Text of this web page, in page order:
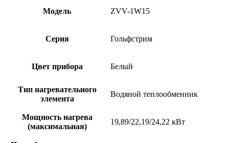
Модель ZVV-1W15
Серия Гольфстрим
Цвет прибора Белый
Тип нагревательного
элемента
Водяной теплообменник
Мощность нагрева
(максимальная)
19,89/22,19/24,22 кВт